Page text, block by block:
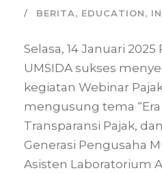
BERITA, EDUCATION,
Selasa, 14 Januari
UMSIDA sukses
kegiatan Webinar
mengusung tema “Era
Transparansi Pajak,
Generasi Pengusaha
Asisten Laboratorium